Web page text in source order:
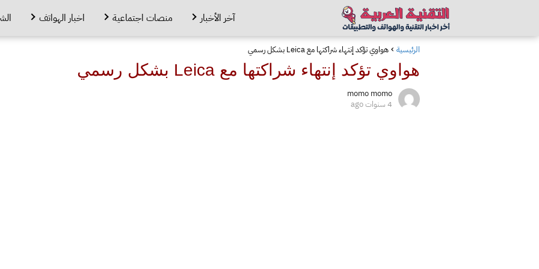
آخر الأخبار منصات اجتماعية اخبار الهواتف
الرئيسية هواوي تؤكد إنتهاء شراكتها مع Leica بشكل رسمي
هواوي تؤكد إنتهاء شراكتها مع Leica بشكل رسمي
momo momo
4 سنوات ago